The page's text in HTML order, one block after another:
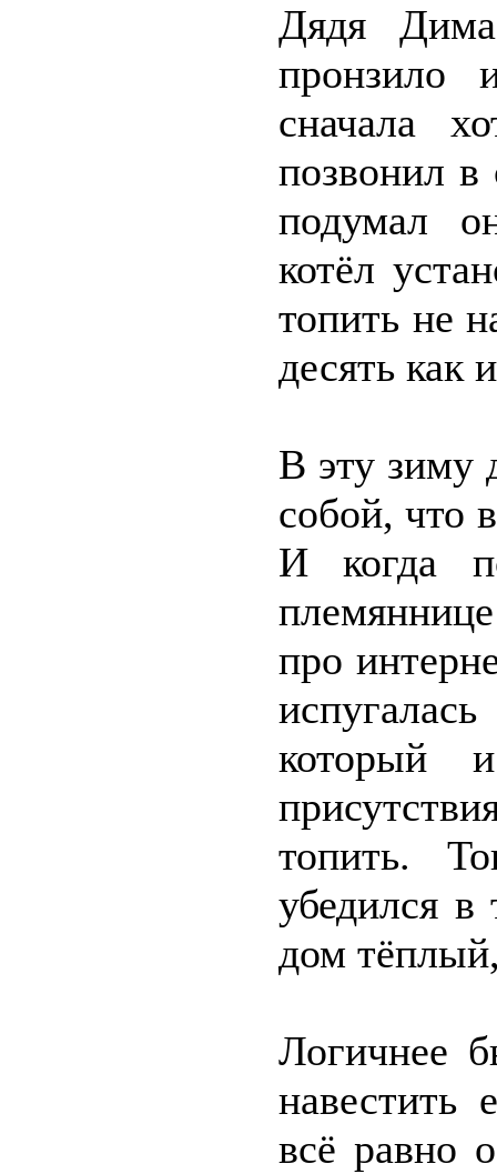
Дядя
пронзило
сначала
позвонил
подумал
котёл
топить не
десять как
В эту зиму
собой, что
И когда
про
который
топить.
убедился
дом
Логичнее
навестить
всё равно